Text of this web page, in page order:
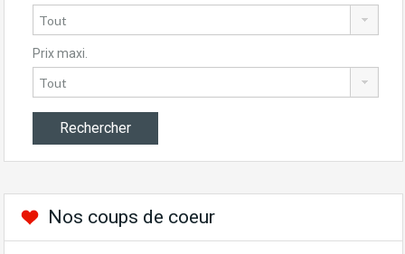
Prix maxi.
Nos coups de coeur